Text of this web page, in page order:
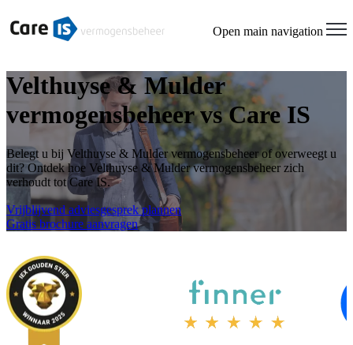
Open main navigation
Velthuyse & Mulder
vermogensbeheer vs Care IS
Belegt u bij Velthuyse & Mulder vermogensbeheer of overweegt u
dit? Ontdek hoe Velthuyse & Mulder vermogensbeheer zich
verhoudt tot Care IS.
Vrijblijvend adviesgesprek plannen
Gratis brochure aanvragen